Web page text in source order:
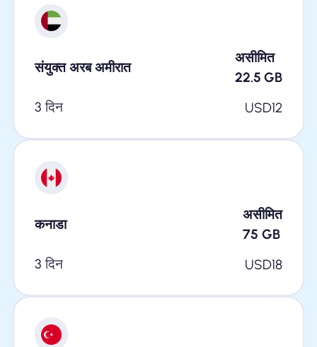
संयुक्त अरब अमीरात
असीमित
22.5 GB
3 दिन
USD12
कनाडा
असीमित
75 GB
3 दिन
USD18